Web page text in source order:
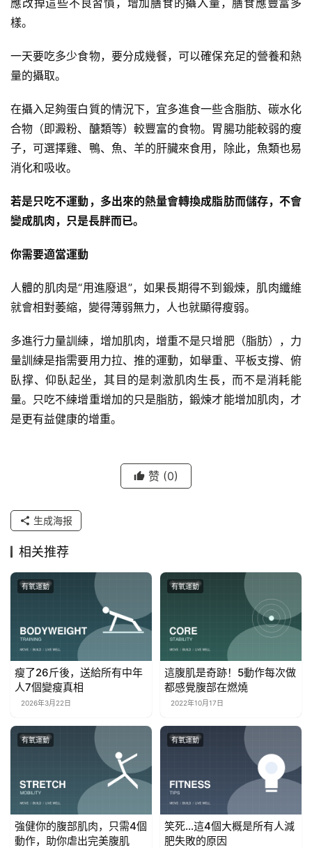
應改掉這些不良習慣，增加膳食的攝入量，膳食應豐富多
樣。
一天要吃多少食物，要分成幾餐，可以確保充足的營養和熱
量的攝取。
在攝入足夠蛋白質的情況下，宜多進食一些含脂肪、碳水化
合物（即澱粉、醣類等）較豐富的食物。胃腸功能較弱的瘦
子，可選擇雞、鴨、魚、羊的肝臟來食用，除此，魚類也易
消化和吸收。
若是只吃不運動，多出來的熱量會轉換成脂肪而儲存，不會
變成肌肉，只是長胖而已。
你需要適當運動
人體的肌肉是“用進廢退”，如果長期得不到鍛煉，肌肉纖維
就會相對萎縮，變得薄弱無力，人也就顯得瘦弱。
多進行力量訓練，增加肌肉，增重不是只增肥（脂肪），力
量訓練是指需要用力拉、推的運動，如舉重、平板支撐、俯
臥撑、仰臥起坐，其目的是刺激肌肉生長，而不是消耗能
量。只吃不練增重增加的只是脂肪，鍛煉才能增加肌肉，才
是更有益健康的增重。
赞 (0)
生成海报
相关推荐
有氧運動
瘦了26斤後，送給所有中年
人7個變瘦真相
2026年3月22日
有氧運動
這腹肌是奇跡！5動作每次做
都感覺腹部在燃燒
2022年10月17日
有氧運動
強健你的腹部肌肉，只需4個
動作，助你虐出完美腹肌
有氧運動
笑死…這4個大概是所有人減
肥失敗的原因